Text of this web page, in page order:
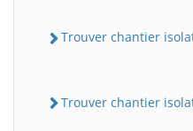
Trouver chantier
Trouver chantier